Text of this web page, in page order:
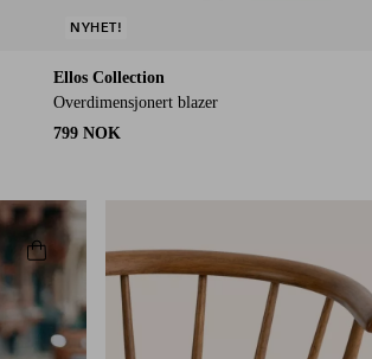
Ellos Collection
Overdimensjonert blazer
799 NOK
NYHET!